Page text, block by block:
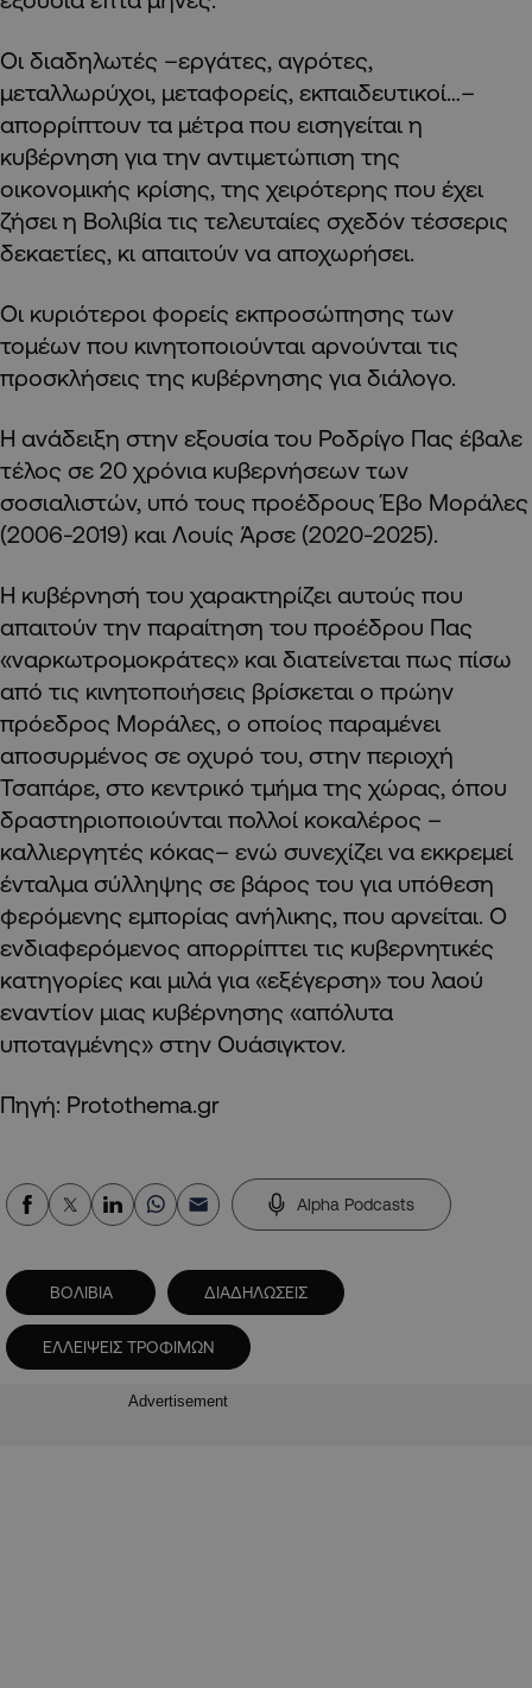
Οι διαδηλωτές –εργάτες, αγρότες,
μεταλλωρύχοι, μεταφορείς, εκπαιδευτικοί…–
απορρίπτουν τα μέτρα που εισηγείται η
κυβέρνηση για την αντιμετώπιση της
οικονομικής κρίσης, της χειρότερης που έχει
ζήσει η Βολιβία τις τελευταίες σχεδόν τέσσερις
δεκαετίες, κι απαιτούν να αποχωρήσει.
Οι κυριότεροι φορείς εκπροσώπησης των
τομέων που κινητοποιούνται αρνούνται τις
προσκλήσεις της κυβέρνησης για διάλογο.
Η ανάδειξη στην εξουσία του Ροδρίγο Πας έβαλε
τέλος σε 20 χρόνια κυβερνήσεων των
σοσιαλιστών, υπό τους προέδρους Έβο Μοράλες
(2006-2019) και Λουίς Άρσε (2020-2025).
Η κυβέρνησή του χαρακτηρίζει αυτούς που
απαιτούν την παραίτηση του προέδρου Πας
«ναρκωτρομοκράτες» και διατείνεται πως πίσω
από τις κινητοποιήσεις βρίσκεται ο πρώην
πρόεδρος Μοράλες, ο οποίος παραμένει
αποσυρμένος σε οχυρό του, στην περιοχή
Τσαπάρε, στο κεντρικό τμήμα της χώρας, όπου
δραστηριοποιούνται πολλοί κοκαλέρος –
καλλιεργητές κόκας– ενώ συνεχίζει να εκκρεμεί
ένταλμα σύλληψης σε βάρος του για υπόθεση
φερόμενης εμπορίας ανήλικης, που αρνείται. Ο
ενδιαφερόμενος απορρίπτει τις κυβερνητικές
κατηγορίες και μιλά για «εξέγερση» του λαού
εναντίον μιας κυβέρνησης «απόλυτα
υποταγμένης» στην Ουάσιγκτον.
Πηγή: Protothema.gr
Alpha Podcasts
ΒΟΛΙΒΙΑ ΔΙΑΔΗΛΩΣΕΙΣ
ΕΛΛΕΙΨΕΙΣ ΤΡΟΦΙΜΩΝ
Advertisement